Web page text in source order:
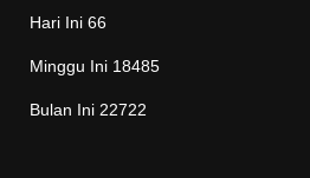
Hari Ini 66
Minggu Ini 18485
Bulan Ini 22722